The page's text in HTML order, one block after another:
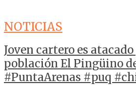
NOTICIAS
Joven cartero es
población El Pingüino
#PuntaArenas #puq